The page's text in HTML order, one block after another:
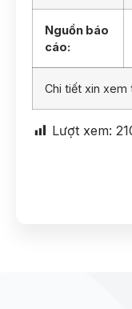
Nguồn báo
cáo:
Chi tiết xin xem
Lượt xem: